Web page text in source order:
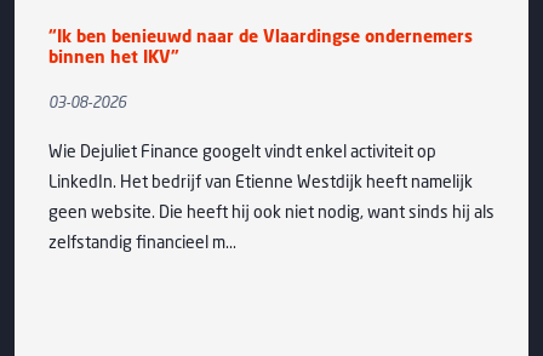
“Ik ben benieuwd naar de Vlaardingse ondernemers
binnen het IKV”
03-08-2026
Wie Dejuliet Finance googelt vindt enkel activiteit op
LinkedIn. Het bedrijf van Etienne Westdijk heeft namelijk
geen website. Die heeft hij ook niet nodig, want sinds hij als
zelfstandig financieel m...